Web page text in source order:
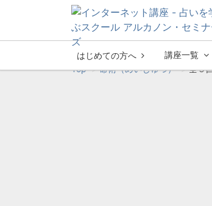
はじめての方へ 講座一覧
Top
命術（めいじゅつ） 全５